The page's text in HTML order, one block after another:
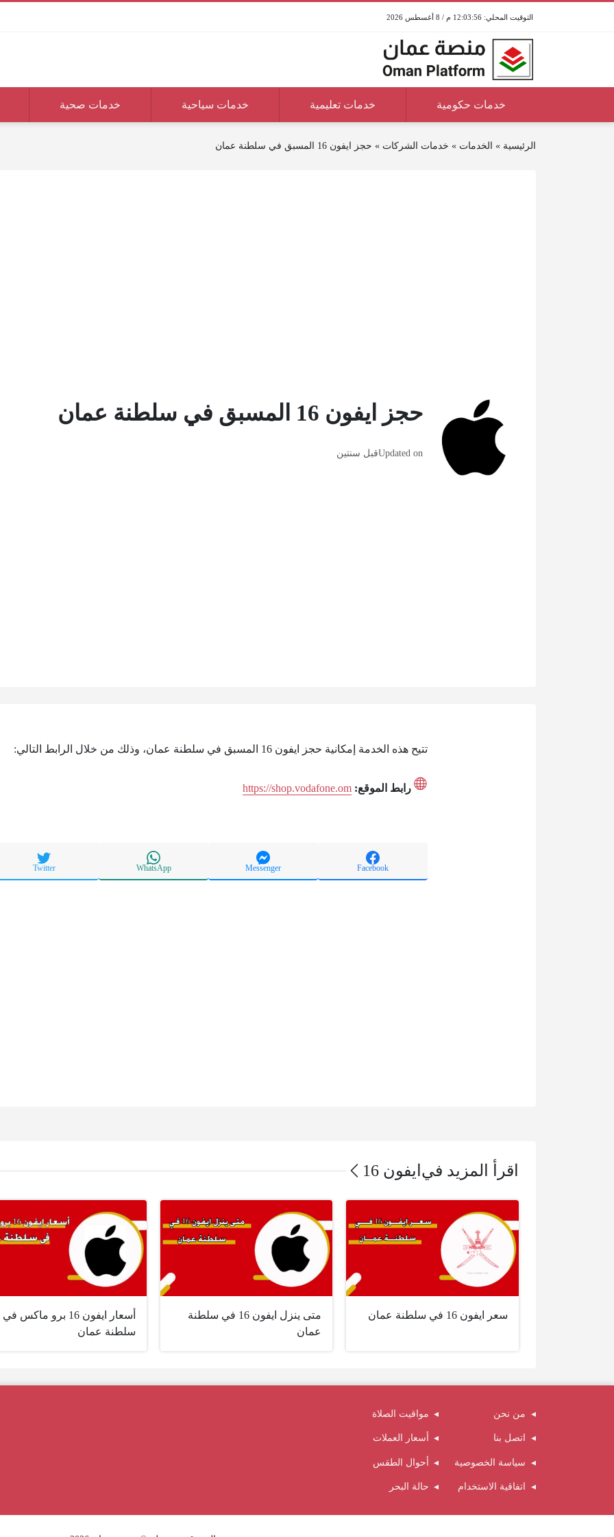
12:03:56 م / 8 أغسطس 2026
خدمات حكومية خدمات تعليمية خدمات سياحية خدمات صحية
الرئيسية » الخدمات » خدمات الشركات » حجز ايفون 16 المسبق في سلطنة عمان
حجز ايفون 16 المسبق في سلطنة عمان
Updated onقبل سنتين
تتيح هذه الخدمة إمكانية حجز ايفون 16 المسبق في سلطنة عمان، وذلك من خلال الرابط التالي:
رابط الموقع: https://shop.vodafone.om
Facebook
Messenger
WhatsApp
Twitter
اقرأ المزيد في ايفون 16
سعر ايفون 16 في سلطنة عمان
متى ينزل ايفون 16 في سلطنة
عمان
أسعار ايفون 16 برو ماكس في
سلطنة عمان
من نحن
اتصل بنا
سياسة الخصوصية
اتفاقية الاستخدام
مواقيت الصلاة
أسعار العملات
أحوال الطقس
حالة البحر